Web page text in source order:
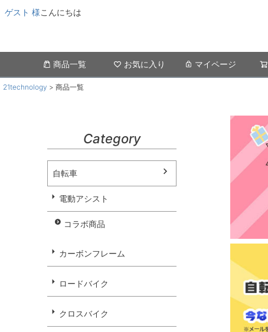
ゲスト 様こんにちは
商品一覧 お気に入り マイページ
21technology 商品一覧
Category
自転車
電動アシスト
コラボ商品
カーボンフレーム
ロードバイク
クロスバイク
キーワード
価格